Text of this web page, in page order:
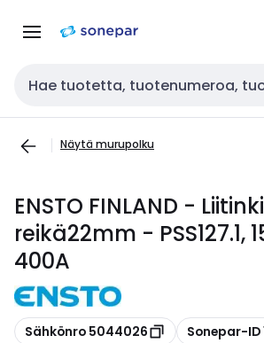
navigointiinsisältöön
Haku
Näytä murupolku
ENSTO FINLAND -
reikä22mm - PSS127.1,
400A
Kopioi
Sähkönro 5044026 Kopioi
Sonepar-